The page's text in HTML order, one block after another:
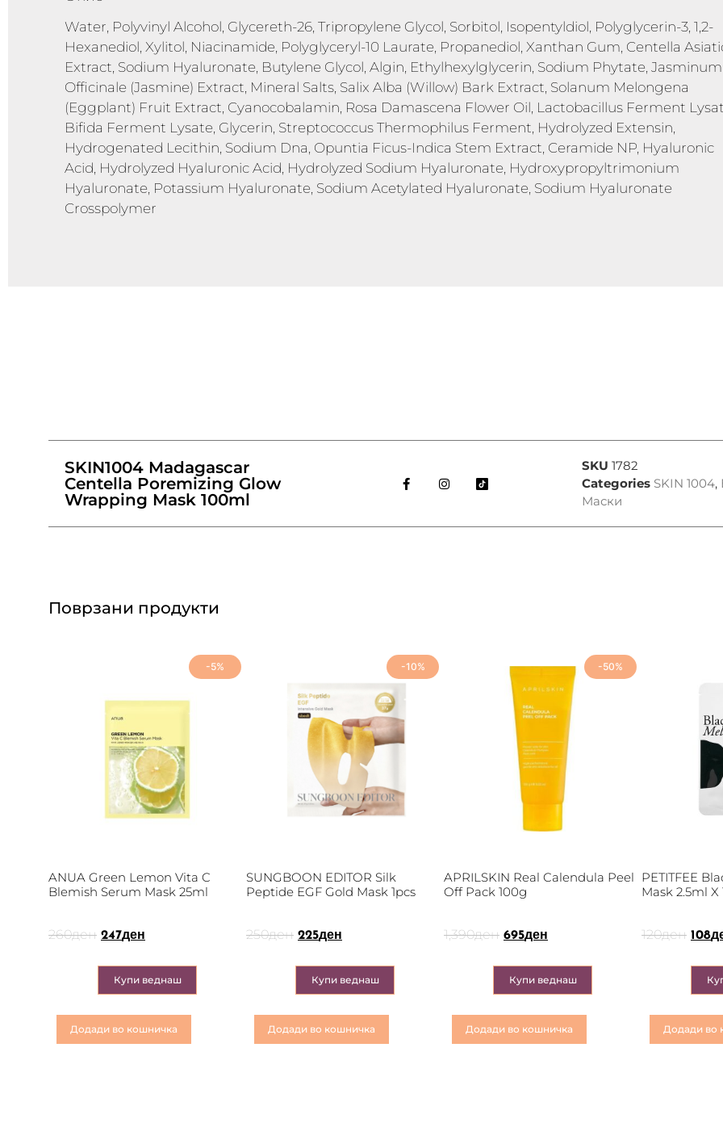
Water, Polyvinyl Alcohol, Glycereth-26, Tripropylene Glycol, Sorbitol, Isopentyldiol, Polyglycerin-3, 1,2-
Hexanediol, Xylitol, Niacinamide, Polyglyceryl-10 Laurate, Propanediol, Xanthan Gum, Centella
Extract, Sodium Hyaluronate, Butylene Glycol, Algin, Ethylhexylglycerin, Sodium Phytate, Jasminum
Officinale (Jasmine) Extract, Mineral Salts, Salix Alba (Willow) Bark Extract, Solanum Melongena
(Eggplant) Fruit Extract, Cyanocobalamin, Rosa Damascena Flower Oil, Lactobacillus Ferment
Bifida Ferment Lysate, Glycerin, Streptococcus Thermophilus Ferment, Hydrolyzed Extensin,
Hydrogenated Lecithin, Sodium Dna, Opuntia Ficus-Indica Stem Extract, Ceramide NP, Hyaluronic
Acid, Hydrolyzed Hyaluronic Acid, Hydrolyzed Sodium Hyaluronate, Hydroxypropyltrimonium
Hyaluronate, Potassium Hyaluronate, Sodium Acetylated Hyaluronate, Sodium Hyaluronate
Crosspolymer
SKIN1004 Madagascar
Centella Poremizing Glow
Wrapping Mask 100ml
SKU 1782
Categories SKIN 1004,
Маски
Поврзани продукти
-5%
ANUA Green Lemon Vita C
Blemish Serum Mask 25ml
260ден 247ден
Купи веднаш
Додади во кошничка
-10%
SUNGBOON EDITOR Silk
Peptide EGF Gold Mask 1pcs
250ден 225ден
Купи веднаш
Додади во кошничка
-50%
APRILSKIN Real Calendula Peel
Off Pack 100g
1,390ден 695ден
Купи веднаш
Додади во кошничка
PETITFEE
Mask 2.5ml X
120ден 108
Додади во